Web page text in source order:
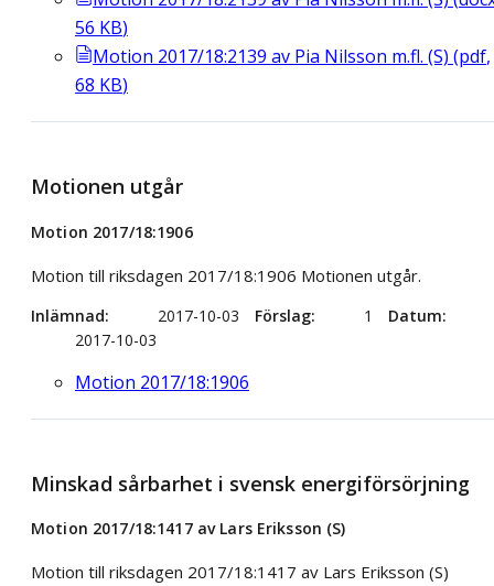
56 KB)
Motion 2017/18:2139 av Pia Nilsson m.fl. (S) (pdf,
68 KB)
Motionen utgår
Motion 2017/18:1906
Motion till riksdagen 2017/18:1906 Motionen utgår.
Inlämnad 2017-10-03 Förslag 1
Datum
2017-10-03
Motion 2017/18:1906
Minskad sårbarhet i svensk energiförsörjning
Motion 2017/18:1417 av Lars Eriksson (S)
Motion till riksdagen 2017/18:1417 av Lars Eriksson (S)